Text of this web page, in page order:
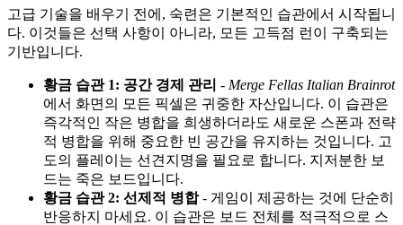
고급 기술을 배우기 전에, 숙련은 기본적인 습관에서 시작됩니
다. 이것들은 선택 사항이 아니라, 모든 고득점 런이 구축되는
기반입니다.
황금 습관 1: 공간 경제 관리 - Merge Fellas Italian Brainrot
에서 화면의 모든 픽셀은 귀중한 자산입니다. 이 습관은
즉각적인 작은 병합을 희생하더라도 새로운 스폰과 전략
적 병합을 위해 중요한 빈 공간을 유지하는 것입니다. 고
도의 플레이는 선견지명을 필요로 합니다. 지저분한 보
드는 죽은 보드입니다.
황금 습관 2: 선제적 병합- 게임이 제공하는 것에 단순히
반응하지 마세요. 이 습관은 보드 전체를 적극적으로 스